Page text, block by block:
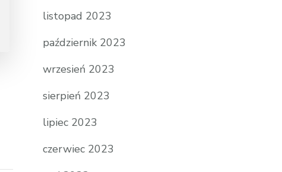
listopad 2023
październik 2023
wrzesień 2023
sierpień 2023
lipiec 2023
czerwiec 2023